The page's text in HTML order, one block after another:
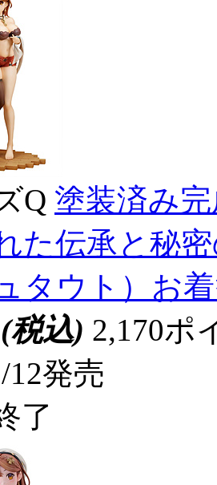
Q 塗装済み
た伝承と秘
タウト）お
(税込) 2,170ポ
12発売
了